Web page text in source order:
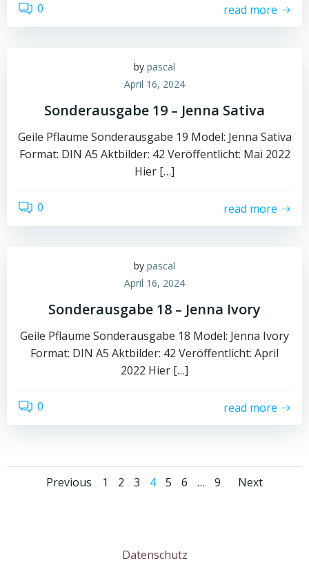
0 read more
by pascal
April 16, 2024
Sonderausgabe 19 – Jenna Sativa
Geile Pflaume Sonderausgabe 19 Model: Jenna Sativa
Format: DIN A5 Aktbilder: 42 Veröffentlicht: Mai 2022
Hier […]
0 read more
by pascal
April 16, 2024
Sonderausgabe 18 – Jenna Ivory
Geile Pflaume Sonderausgabe 18 Model: Jenna Ivory
Format: DIN A5 Aktbilder: 42 Veröffentlicht: April
2022 Hier […]
0 read more
Posts
Previous
Posts
Page
1 Page
2 Page
3 Page
4 Page
5 Page
6 … Page
9
Posts
Next
Datenschutz